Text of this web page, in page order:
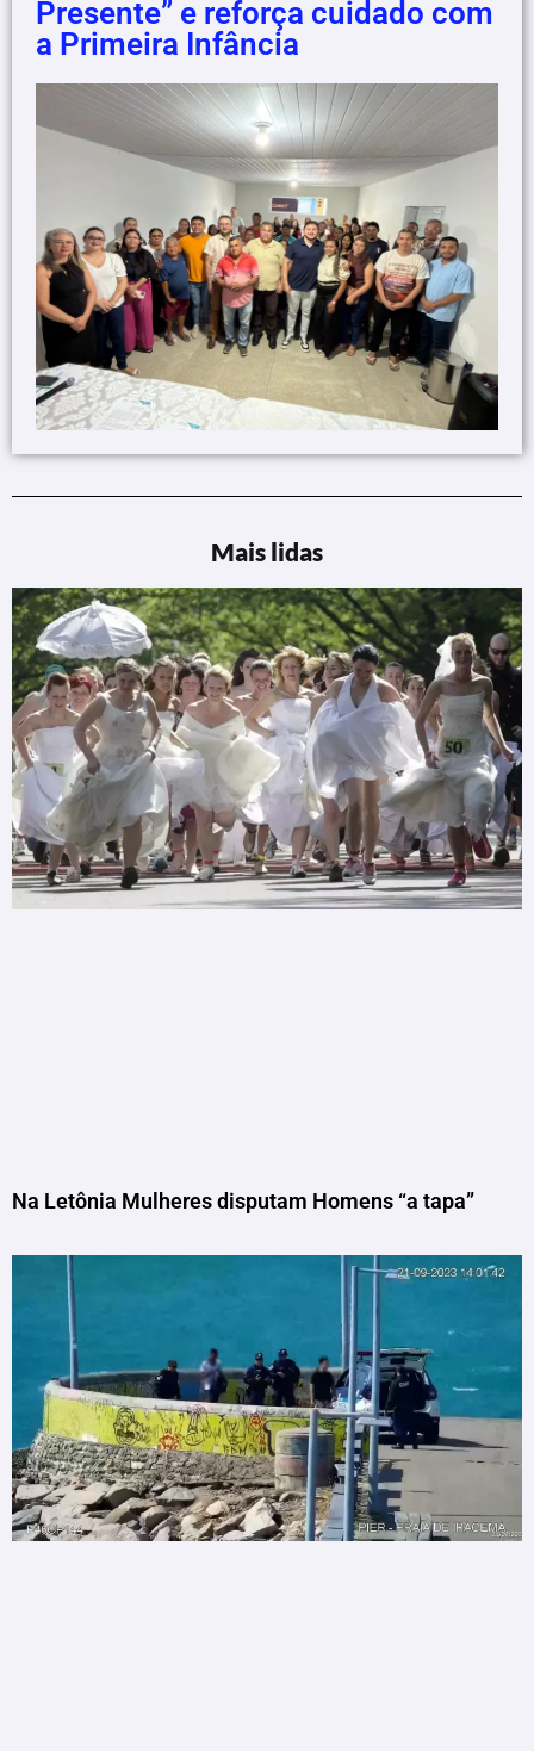
Presente” e reforça cuidado com
a Primeira Infância
Mais lidas
Na Letônia Mulheres disputam Homens “a tapa”